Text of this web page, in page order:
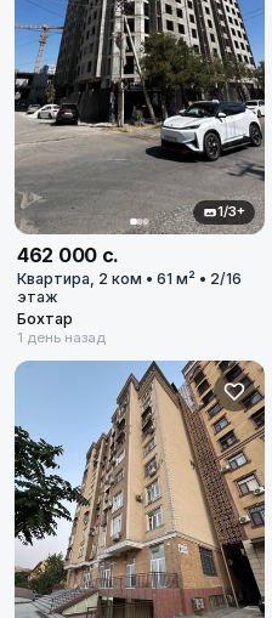
1/3+
462 000 с.
Квартира, 2 ком • 61 м² • 2/16
этаж
Бохтар
1 день назад